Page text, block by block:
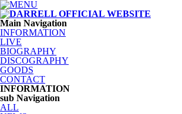
Main Navigation
INFORMATION
LIVE
BIOGRAPHY
DISCOGRAPHY
GOODS
CONTACT
INFORMATION
sub Navigation
ALL